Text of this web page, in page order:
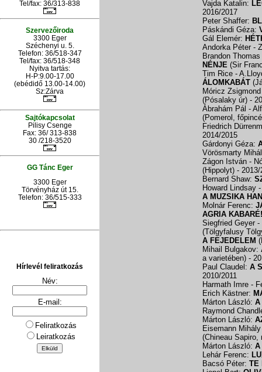
Tel/fax: 36/313-838
Szervezőiroda
3300 Eger
Széchenyi u. 5.
Telefon: 36/518-347
Tel/fax: 36/518-348
Nyitva tartás:
H-P:9.00-17.00
(ebédidő 13.00-14.00)
Sz:Zárva
Sajtókapcsolat
Pilisy Csenge
Fax: 36/ 313-838
30 /218-3520
GG Tánc Eger
3300 Eger
Törvényház út 15.
Telefon: 36/515-333
Hírlevél feliratkozás
Név:
E-mail:
Feliratkozás
Leiratkozás
Vajda Katalin:
2016/2017
Peter Shaffer:
Páskándi Géza:
Gál Elemér:
Andorka Péter -
Brandon
NÉNJE (Sir
Tim Rice -
ÁLOMKABÁT
Móricz
(Pósalaky úr) -
Ábrahám Pál -
(Pomerol,
Friedrich
2014/2015
Gárdonyi Géza:
Vörösmarty
Zágon István -
(Hippolyt) - 2013/
Bernard Shaw:
Howard Lindsay
A MUZSIKA
Molnár Ferenc:
AGRIA KABARÉ!
Siegfried Geyer
(Tölgyfalusy
A FEJEDELEM
Mihail Bulgakov:
a varietében) -
Paul Claudel: A
2010/2011
Harmath Imre -
Erich Kästner:
Márton László: A
Raymond
Márton László:
Eisemann
(Chineau
Márton László: A
Lehár Ferenc:
Bacsó Péter: TE